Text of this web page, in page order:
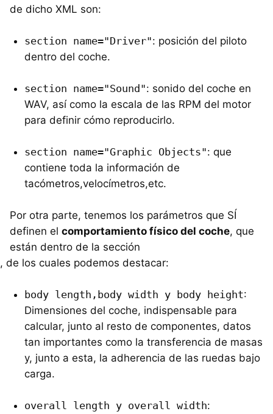
de dicho XML son:
section name="Driver": posición del piloto
dentro del coche.
section name="Sound": sonido del coche en
WAV, así como la escala de las RPM del motor
para definir cómo reproducirlo.
section name="Graphic Objects": que
contiene toda la información de
tacómetros,velocímetros,etc.
Por otra parte, tenemos los parámetros que SÍ
definen el comportamiento físico del coche, que
están dentro de la sección
, de los cuales podemos destacar:
body length,body width y body height:
Dimensiones del coche, indispensable para
calcular, junto al resto de componentes, datos
tan importantes como la transferencia de masas
y, junto a esta, la adherencia de las ruedas bajo
carga.
overall length y overall width: